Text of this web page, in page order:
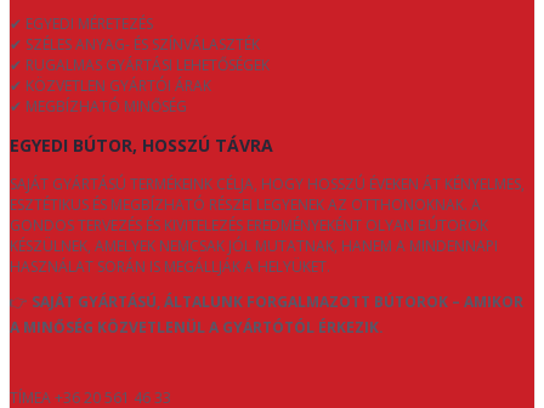
✔ EGYEDI MÉRETEZÉS
✔ SZÉLES ANYAG- ÉS SZÍNVÁLASZTÉK
✔ RUGALMAS GYÁRTÁSI LEHETŐSÉGEK
✔ KÖZVETLEN GYÁRTÓI ÁRAK
✔ MEGBÍZHATÓ MINŐSÉG
EGYEDI BÚTOR, HOSSZÚ TÁVRA
SAJÁT GYÁRTÁSÚ TERMÉKEINK CÉLJA, HOGY HOSSZÚ ÉVEKEN ÁT KÉNYELMES,
ESZTÉTIKUS ÉS MEGBÍZHATÓ RÉSZEI LEGYENEK AZ OTTHONOKNAK. A
GONDOS TERVEZÉS ÉS KIVITELEZÉS EREDMÉNYEKÉNT OLYAN BÚTOROK
KÉSZÜLNEK, AMELYEK NEMCSAK JÓL MUTATNAK, HANEM A MINDENNAPI
HASZNÁLAT SORÁN IS MEGÁLLJÁK A HELYÜKET.
👉 SAJÁT GYÁRTÁSÚ, ÁLTALUNK FORGALMAZOTT BÚTOROK – AMIKOR
A MINŐSÉG KÖZVETLENÜL A GYÁRTÓTÓL ÉRKEZIK.
TÍMEA +36 20 561 46 33